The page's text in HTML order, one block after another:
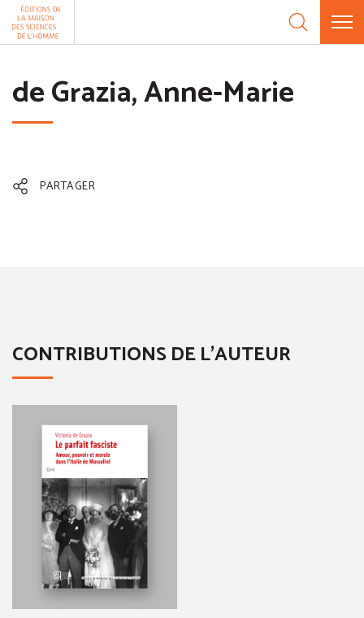
Aller au contenu
de Grazia, Anne-Marie
PARTAGER
CONTRIBUTIONS DE L'AUTEUR
Panneau de gestion des cookies